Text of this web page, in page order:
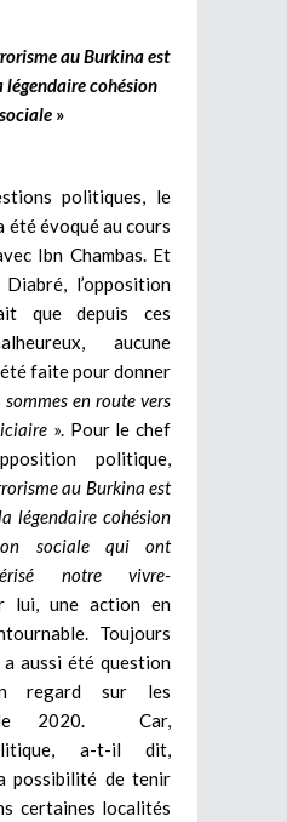
au Burkina est
légendaire cohésion
»
politiques, le
été évoqué au cours
Ibn Chambas. Et
l’opposition
que depuis ces
aucune
faite pour donner
sommes en route vers
». Pour le chef
politique,
au Burkina est
légendaire cohésion
sociale qui ont
notre vivre-
lui, une action en
Toujours
aussi été question
regard sur les
de 2020. Car,
a-t-il dit,
possibilité de tenir
certaines localités